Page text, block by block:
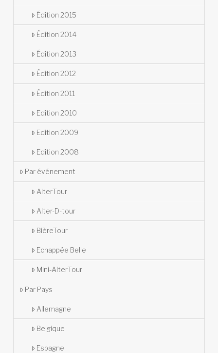
Édition 2015
Édition 2014
Édition 2013
Édition 2012
Édition 2011
Edition 2010
Edition 2009
Edition 2008
Par événement
AlterTour
Alter-D-tour
BièreTour
Echappée Belle
Mini-AlterTour
Par Pays
Allemagne
Belgique
Espagne